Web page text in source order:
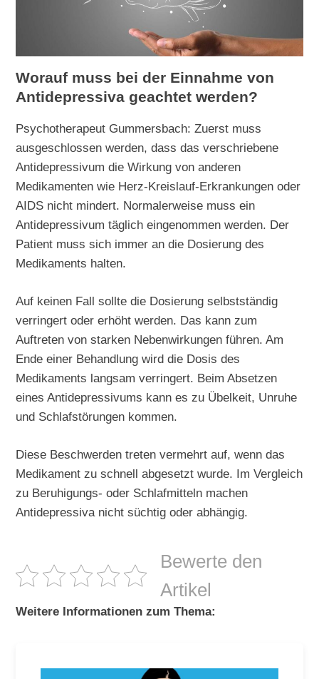
Worauf muss bei der Einnahme von
Antidepressiva geachtet werden?
Psychotherapeut Gummersbach: Zuerst muss
ausgeschlossen werden, dass das verschriebene
Antidepressivum die Wirkung von anderen
Medikamenten wie Herz-Kreislauf-Erkrankungen oder
AIDS nicht mindert. Normalerweise muss ein
Antidepressivum täglich eingenommen werden. Der
Patient muss sich immer an die Dosierung des
Medikaments halten.
Auf keinen Fall sollte die Dosierung selbstständig
verringert oder erhöht werden. Das kann zum
Auftreten von starken Nebenwirkungen führen. Am
Ende einer Behandlung wird die Dosis des
Medikaments langsam verringert. Beim Absetzen
eines Antidepressivums kann es zu Übelkeit, Unruhe
und Schlafstörungen kommen.
Diese Beschwerden treten vermehrt auf, wenn das
Medikament zu schnell abgesetzt wurde. Im Vergleich
zu Beruhigungs- oder Schlafmitteln machen
Antidepressiva nicht süchtig oder abhängig.
Bewerte den
Artikel
Weitere Informationen zum Thema: